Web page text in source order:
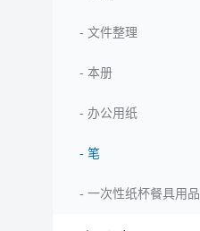
- 文件整理
- 本册
- 办公用纸
- 笔
- 一次性纸杯餐具用品